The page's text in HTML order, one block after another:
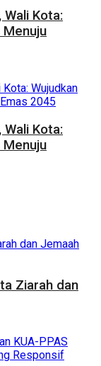
Kota:
Menuju
Kota:
Menuju
Ziarah dan